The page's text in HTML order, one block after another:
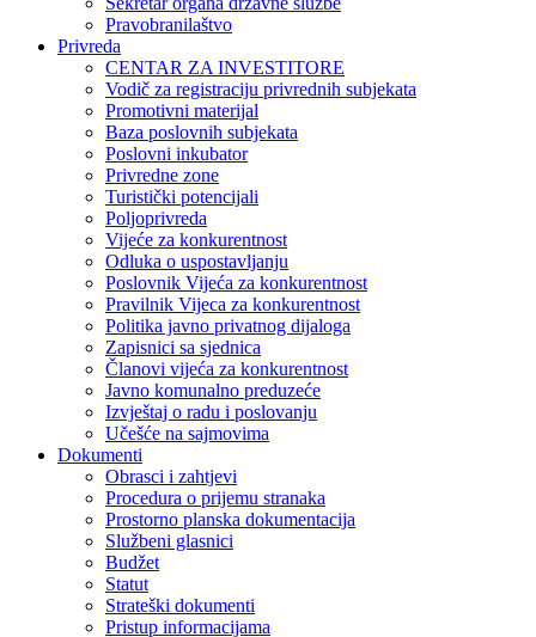
Pravobranilaštvo
Privreda
CENTAR ZA INVESTITORE
Vodič za registraciju privrednih subjekata
Promotivni materijal
Baza poslovnih subjekata
Poslovni inkubator
Privredne zone
Turistički potencijali
Poljoprivreda
Vijeće za konkurentnost
Odluka o uspostavljanju
Poslovnik Vijeća za konkurentnost
Pravilnik Vijeca za konkurentnost
Politika javno privatnog dijaloga
Zapisnici sa sjednica
Članovi vijeća za konkurentnost
Javno komunalno preduzeće
Izvještaj o radu i poslovanju
Učešće na sajmovima
Dokumenti
Obrasci i zahtjevi
Procedura o prijemu stranaka
Prostorno planska dokumentacija
Službeni glasnici
Budžet
Statut
Strateški dokumenti
Pristup informacijama